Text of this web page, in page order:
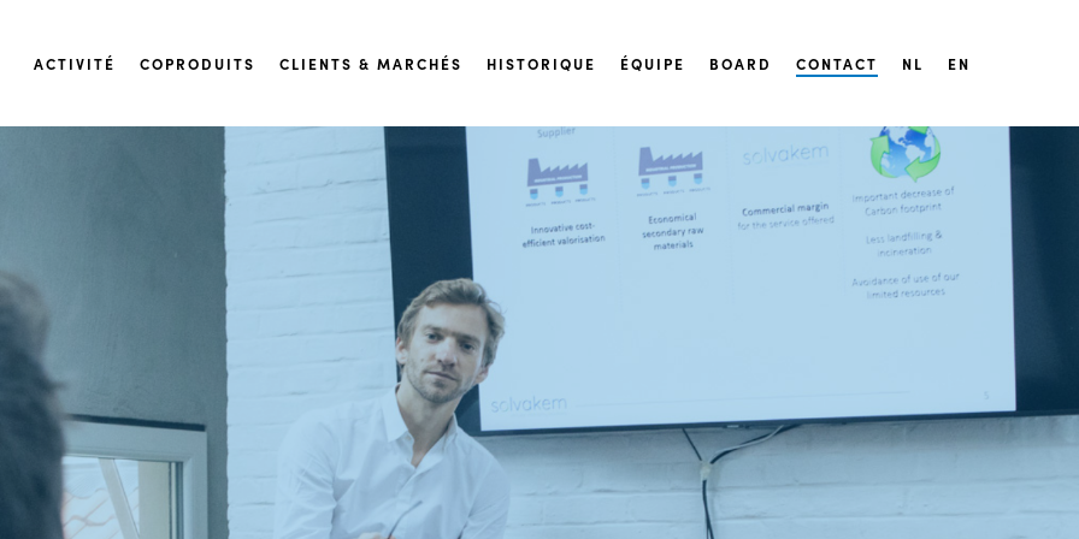
ACTIVITÉ COPRODUITS CLIENTS & MARCHÉS HISTORIQUE ÉQUIPE BOARD CONTACT NL EN